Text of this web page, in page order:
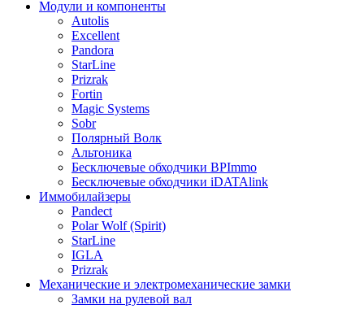
Модули и компоненты
Autolis
Excellent
Pandora
StarLine
Prizrak
Fortin
Magic Systems
Sobr
Полярный Волк
Альтоника
Бесключевые обходчики BPImmo
Бесключевые обходчики iDATAlink
Иммобилайзеры
Pandect
Polar Wolf (Spirit)
StarLine
IGLA
Prizrak
Механические и электромеханические замки
Замки на рулевой вал